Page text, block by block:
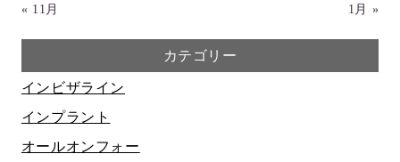
« 11月 1月 »
カテゴリー
インビザライン
インプラント
オールオンフォー